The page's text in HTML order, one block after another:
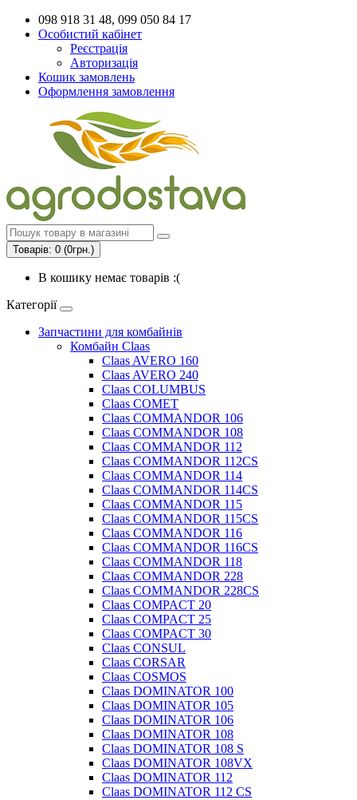
098 918 31 48, 099 050 84 17
Особистий кабінет
Реєстрація
Авторизація
Кошик замовлень
Оформлення замовлення
Товарів: 0 (0грн.)
В кошику немає товарів :(
Категорії
Запчастини для комбайнів
Комбайн Claas
Claas AVERO 160
Claas AVERO 240
Claas COLUMBUS
Claas COMET
Claas COMMANDOR 106
Claas COMMANDOR 108
Claas COMMANDOR 112
Claas COMMANDOR 112CS
Claas COMMANDOR 114
Claas COMMANDOR 114CS
Claas COMMANDOR 115
Claas COMMANDOR 115CS
Claas COMMANDOR 116
Claas COMMANDOR 116CS
Claas COMMANDOR 118
Claas COMMANDOR 228
Claas COMMANDOR 228CS
Claas COMPACT 20
Claas COMPACT 25
Claas COMPACT 30
Claas CONSUL
Claas CORSAR
Claas COSMOS
Claas DOMINATOR 100
Claas DOMINATOR 105
Claas DOMINATOR 106
Claas DOMINATOR 108
Claas DOMINATOR 108 S
Claas DOMINATOR 108VX
Claas DOMINATOR 112
Claas DOMINATOR 112 CS